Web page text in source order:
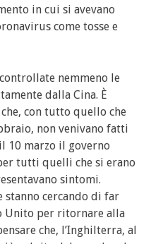
in cui si avevano
come tosse e
nemmeno le
dalla Cina. È
con tutto quello che
non venivano fatti
10 marzo il governo
tutti quelli che si erano
sintomi.
stanno cercando di far
Unito per ritornare alla
che, l’Inghilterra, al